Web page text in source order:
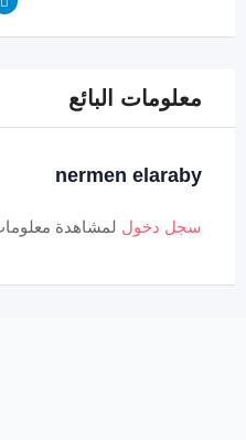
معلومات البائع
nermen elaraby
سجل دخول لمشاهدة